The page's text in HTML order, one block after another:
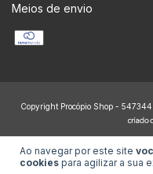
Ao navegar por este site
cookies para agilizar a sua
Meios de envio
Copyright Procópio Shop -